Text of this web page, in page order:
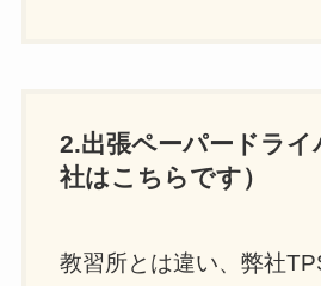
2.出張ペーパードライ
社はこちらです）
教習所とは違い、弊社